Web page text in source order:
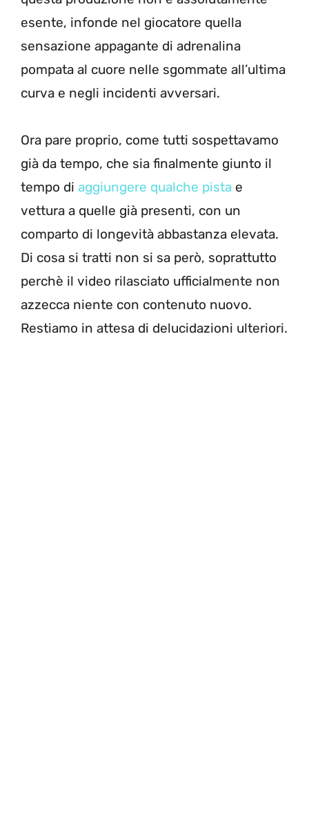
esente, infonde nel giocatore quella
sensazione appagante di adrenalina
pompata al cuore nelle sgommate all’ultima
curva e negli incidenti avversari.
Ora pare proprio, come tutti sospettavamo
già da tempo, che sia finalmente giunto il
tempo di aggiungere qualche pista e
vettura a quelle già presenti, con un
comparto di longevità abbastanza elevata.
Di cosa si tratti non si sa però, soprattutto
perchè il video rilasciato ufficialmente non
azzecca niente con contenuto nuovo.
Restiamo in attesa di delucidazioni ulteriori.